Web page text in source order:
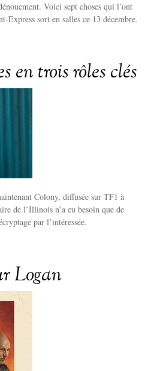
Voici sept choses qui l’ont
Express sort en salles ce 13 décembre.
en trois rôles clés
Colony, diffusée sur TF1 à
de l’Illinois n’a eu besoin que de
par l’intéressée.
Logan